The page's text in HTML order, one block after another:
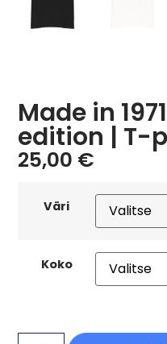
Made in
edition | T-
25,00 €
Väri
Koko